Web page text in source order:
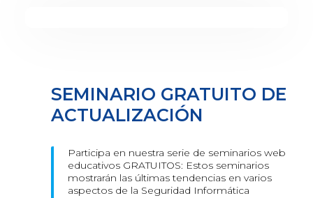
SEMINARIO GRATUITO DE
ACTUALIZACIÓN
Participa en nuestra serie de seminarios web
educativos GRATUITOS: Estos seminarios
mostrarán las últimas tendencias en varios
aspectos de la Seguridad Informática